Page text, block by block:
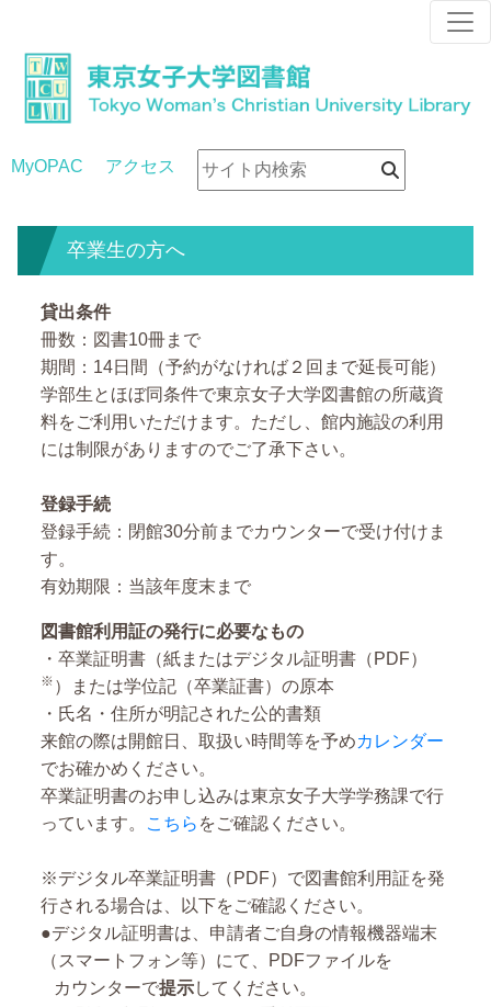
MyOPAC アクセス
卒業生の方へ
貸出条件
冊数：図書10冊まで
期間：14日間（予約がなければ２回まで延長可能）
学部生とほぼ同条件で東京女子大学図書館の所蔵資
料をご利用いただけます。ただし、館内施設の利用
には制限がありますのでご了承下さい。
登録手続
登録手続：閉館30分前までカウンターで受け付けま
す。
有効期限：当該年度末まで
図書館利用証の発行に必要なもの
・卒業証明書（紙またはデジタル証明書（PDF）
※ ）または学位記（卒業証書）の原本
・氏名・住所が明記された公的書類
来館の際は開館日、取扱い時間等を予めカレンダー
でお確かめください。
卒業証明書のお申し込みは東京女子大学学務課で行
っています。
こちら をご確認ください。
※デジタル卒業証明書（PDF）で図書館利用証を発
行される場合は、以下をご確認ください。
●デジタル証明書は、 申請者ご自身の情報機器端末
（スマートフォン等）にて、PDFファイルを
カウンターで提示してください。